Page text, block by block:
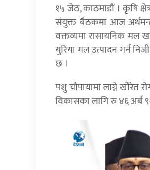
१५ जेठ, काठमाडौं । कृषि
संयुक्त बैठकमा आज
वक्तव्यमा रासायनिक मल
युरिया मल उत्पादन गर्न
छ ।
पशु चौपायामा लाग्ने खोेरेत
विकासका लागि रु ४६ अर्ब